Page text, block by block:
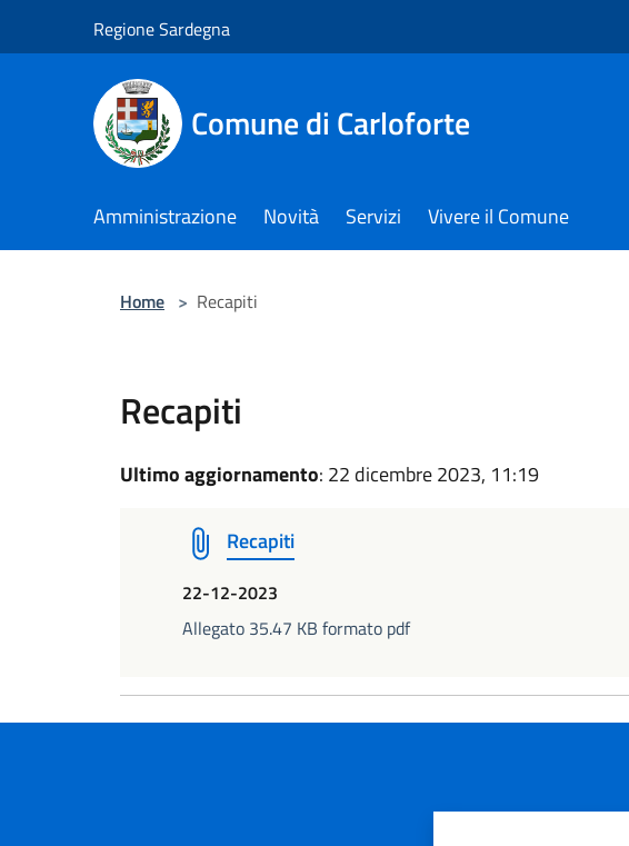
Regione Sardegna
Comune di Carloforte
Amministrazione Novità Servizi Vivere il Comune
Home > Recapiti
Recapiti
Ultimo aggiornamento: 22 dicembre 2023, 11:19
Recapiti
22-12-2023
Allegato 35.47 KB formato pdf